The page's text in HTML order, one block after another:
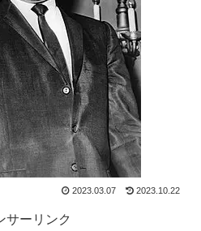
2023.03.07 2023.10.22
サーリンク